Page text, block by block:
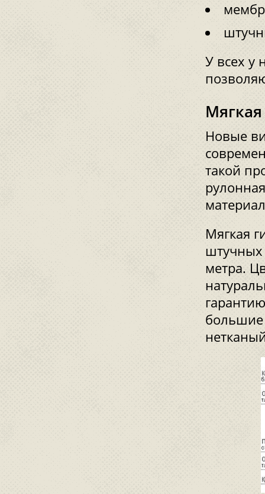
У всех у
Новые
такой
Мягкая
метра.
большие